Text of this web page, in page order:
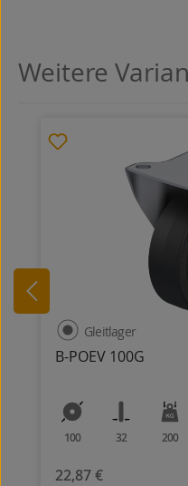
Produktgalerie
Weitere
B-POEV 100G
Gleitlager
100 32 200
22,87 €